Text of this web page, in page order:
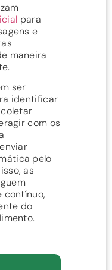
para
e
maneira
ser
identificar
com os
pelo
as
contínuo,
do